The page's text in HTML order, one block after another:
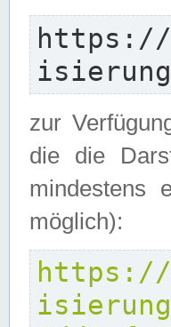
https://
zur
die die
mindestens
möglich):
https://